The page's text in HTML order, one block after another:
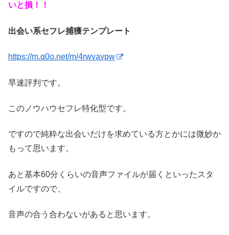
いと損！！
出会い系セフレ捕獲テンプレート
https://m.q0o.net/m/4rwvavpw
早速評判です。
このノウハウセフレ特化型です。
ですので純粋な出会いだけを求めている方とかには微妙か
もって思います。
あと基本60分くらいの音声ファイルが届くといったスタ
イルですので、
音声の合う合わないがあると思います。